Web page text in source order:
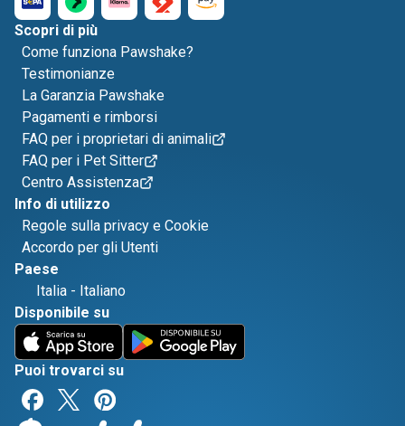
Scopri di più
Come funziona Pawshake?
Testimonianze
La Garanzia Pawshake
Pagamenti e rimborsi
FAQ per i proprietari di animali
FAQ per i Pet Sitter
Centro Assistenza
Info di utilizzo
Regole sulla privacy e Cookie
Accordo per gli Utenti
Paese
Italia - Italiano
Disponibile su
Puoi trovarci su